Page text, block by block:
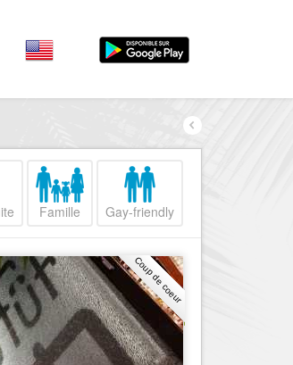
...
Par quartiers
Nice Promenade du
Nice le Port
Nice le Vieux Nice
Nice le Coeur de Ville
Nice les Collines Niçoises
Nice le petit Marais Niçois
Famille Gay-friendly
Coup de coeur